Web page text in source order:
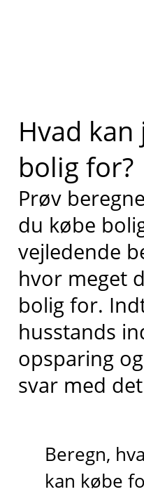
Hvad kan
bolig for?
Prøv
du købe
vejledende
hvor meget
bolig for.
husstands
opsparing
svar med
Beregn,
kan købe